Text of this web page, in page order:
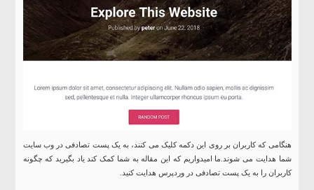
هنگامی که کاربران بر روی این دکمه کلیک می کنند، به یک پست تصادفی در وب سایت
شما هدایت می شوند.ما امیدواریم که این مقاله به شما کمک کند یاد بگیرید که چگونه
کاربران را به یک پست تصادفی در وردپرس هدایت کنید.